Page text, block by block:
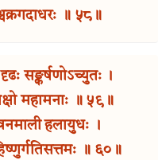
॥ ५८॥
सङ्कर्षणोऽच्युतः ।
महामनाः ॥ ५९॥
हलायुधः ।
॥ ६०॥